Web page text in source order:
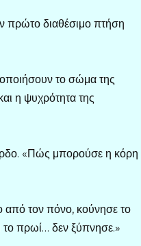
πρώτο διαθέσιμο πτήση
το σώμα της
η ψυχρότητα της
«Πώς μπορούσε η κόρη
από τον πόνο, κούνησε το
το πρωί… δεν ξύπνησε.»